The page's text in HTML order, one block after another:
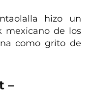
hizo un
mexicano de los
como grito de
–